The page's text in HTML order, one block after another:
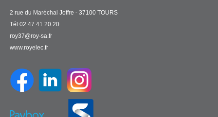
2 rue du Maréchal Joffre - 37100 TOURS
Tél 02 47 41 20 20
roy37@roy-sa.fr
www.royelec.fr